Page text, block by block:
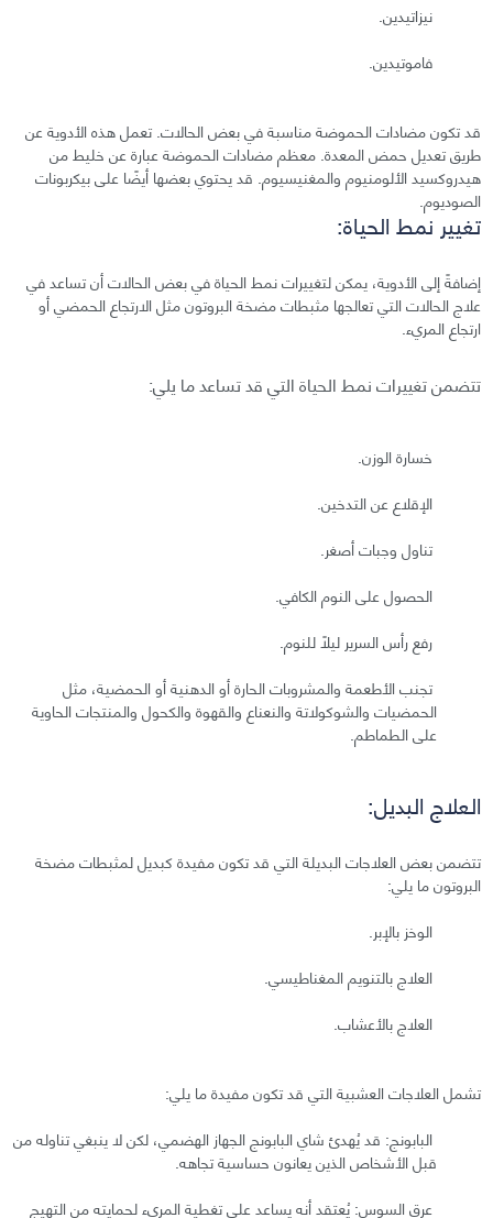
نيزاتيدين.
فاموتيدين.
قد تكون مضادات الحموضة مناسبة في بعض الحالات. تعمل هذه الأدوية عن
طريق تعديل حمض المعدة. معظم مضادات الحموضة عبارة عن خليط من
هيدروكسيد الألومنيوم والمغنيسيوم. قد يحتوي بعضها أيضًا على بيكربونات
الصوديوم.
تغيير نمط الحياة:
إضافةً إلى الأدوية، يمكن لتغييرات نمط الحياة في بعض الحالات أن تساعد في
علاج الحالات التي تعالجها مثبطات مضخة البروتون مثل الارتجاع الحمضي أو
ارتجاع المريء.
تتضمن تغييرات نمط الحياة التي قد تساعد ما يلي:
خسارة الوزن.
الإقلاع عن التدخين.
تناول وجبات أصغر.
الحصول على النوم الكافي.
رفع رأس السرير ليلاً للنوم.
تجنب الأطعمة والمشروبات الحارة أو الدهنية أو الحمضية، مثل
الحمضيات والشوكولاتة والنعناع والقهوة والكحول والمنتجات الحاوية
على الطماطم.
العلاج البديل:
تتضمن بعض العلاجات البديلة التي قد تكون مفيدة كبديل لمثبطات مضخة
البروتون ما يلي:
الوخز بالإبر.
العلاج بالتنويم المغناطيسي.
العلاج بالأعشاب.
تشمل العلاجات العشبية التي قد تكون مفيدة ما يلي:
البابونج: قد يُهدئ شاي البابونج الجهاز الهضمي، لكن لا ينبغي تناوله من
قبل الأشخاص الذين يعانون حساسية تجاهه.
عرق السوس: يُعتقد أنه يساعد على تغطية المريء لحمايته من التهيج